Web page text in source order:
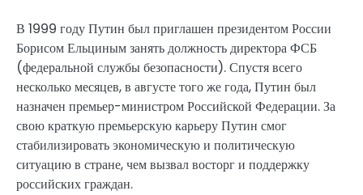
В 1999 году Путин был приглашен президентом России
Борисом Ельциным занять должность директора ФСБ
(федеральной службы безопасности). Спустя всего
несколько месяцев, в августе того же года, Путин был
назначен премьер-министром Российской Федерации. За
свою краткую премьерскую карьеру Путин смог
стабилизировать экономическую и политическую
ситуацию в стране, чем вызвал восторг и поддержку
российских граждан.